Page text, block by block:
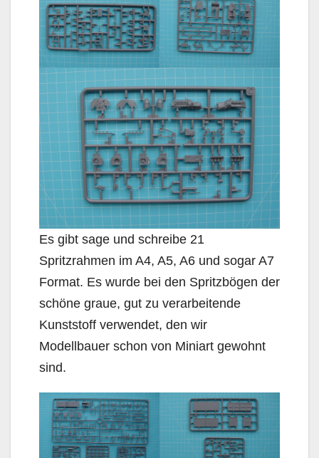
Es gibt sage und schreibe 21
Spritzrahmen im A4, A5, A6 und sogar A7
Format. Es wurde bei den Spritzbögen der
schöne graue, gut zu verarbeitende
Kunststoff verwendet, den wir
Modellbauer schon von Miniart gewohnt
sind.